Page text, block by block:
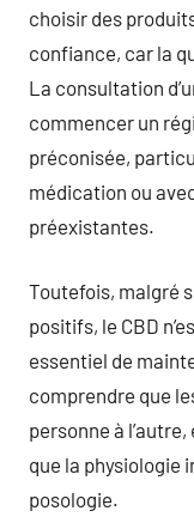
choisir des
confiance, car la
La consultation
commencer un
préconisée,
médication ou
préexistantes.
Toutefois, malgré
positifs, le CBD
essentiel de
comprendre que
personne à
que la physiologie
posologie.